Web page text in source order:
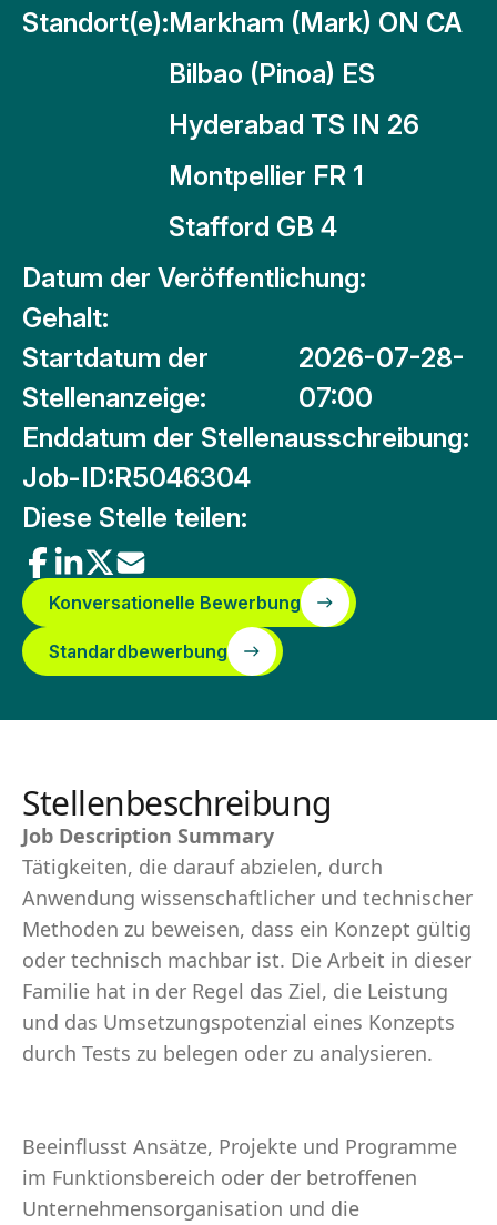
Standort(e):Markham (Mark) ON CA
Bilbao (Pinoa) ES
Hyderabad TS IN 26
Montpellier FR 1
Stafford GB 4
Datum der Veröffentlichung:
Gehalt:
Startdatum der
Stellenanzeige:
2026-07-28-
07:00
Enddatum der Stellenausschreibung:
Job-ID:R5046304
Diese Stelle teilen:
Konversationelle Bewerbung
Standardbewerbung
Stellenbeschreibung
Job Description Summary
Tätigkeiten, die darauf abzielen, durch
Anwendung wissenschaftlicher und technischer
Methoden zu beweisen, dass ein Konzept gültig
oder technisch machbar ist. Die Arbeit in dieser
Familie hat in der Regel das Ziel, die Leistung
und das Umsetzungspotenzial eines Konzepts
durch Tests zu belegen oder zu analysieren.
Beeinflusst Ansätze, Projekte und Programme
im Funktionsbereich oder der betroffenen
Unternehmensorganisation und die